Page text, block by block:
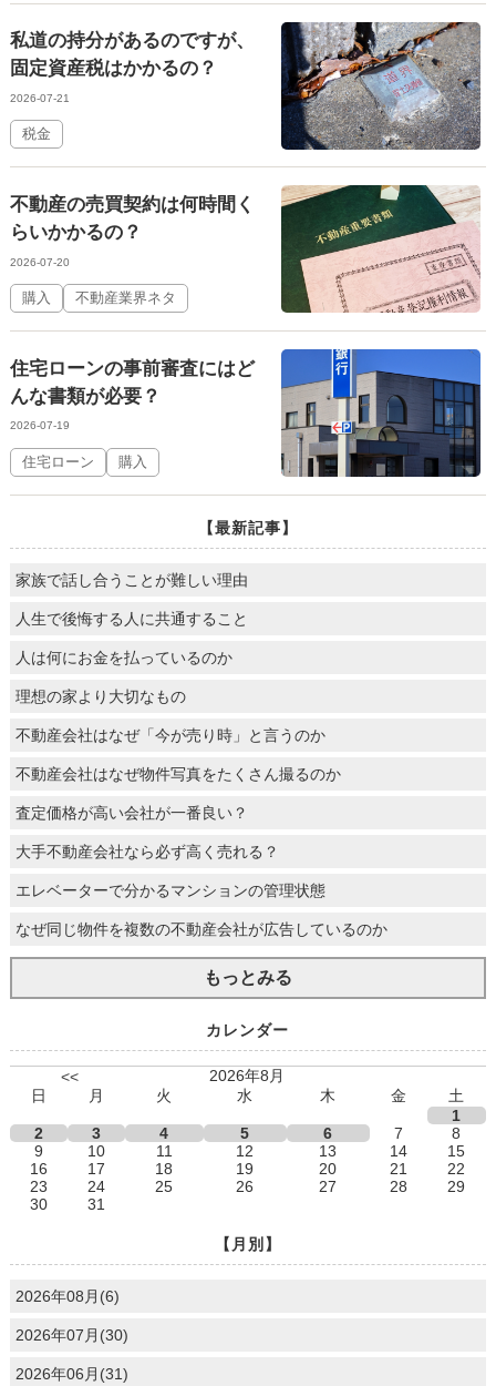
私道の持分があるのですが、
固定資産税はかかるの？
2026-07-21
税金
不動産の売買契約は何時間く
らいかかるの？
2026-07-20
購入 不動産業界ネタ
住宅ローンの事前審査にはど
んな書類が必要？
2026-07-19
住宅ローン 購入
【最新記事】
家族で話し合うことが難しい理由
人生で後悔する人に共通すること
人は何にお金を払っているのか
理想の家より大切なもの
不動産会社はなぜ「今が売り時」と言うのか
不動産会社はなぜ物件写真をたくさん撮るのか
査定価格が高い会社が一番良い？
大手不動産会社なら必ず高く売れる？
エレベーターで分かるマンションの管理状態
なぜ同じ物件を複数の不動産会社が広告しているのか
もっとみる
カレンダー
<<
2026年8月
日
月 火 水 木 金
土
1
2
3 4 5 6 7
8
9
10 11 12 13 14
15
16
17 18 19 20 21
22
23
24 25 26 27 28
29
30
31
【月別】
2026年08月(6)
2026年07月(30)
2026年06月(31)